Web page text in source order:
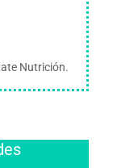
Nutrición.